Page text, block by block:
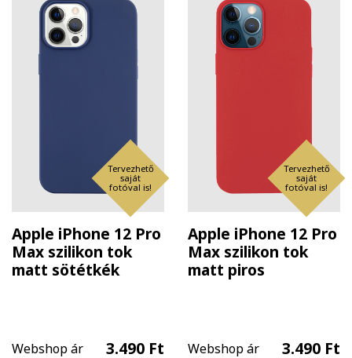
Tervezhető
saját
fotóval is!
Apple iPhone 12 Pro
Max szilikon tok
matt sötétkék
Webshop ár 3.490 Ft
Tervezhető
saját
fotóval is!
Apple iPhone 12 Pro
Max szilikon tok
matt piros
Webshop ár 3.490 Ft